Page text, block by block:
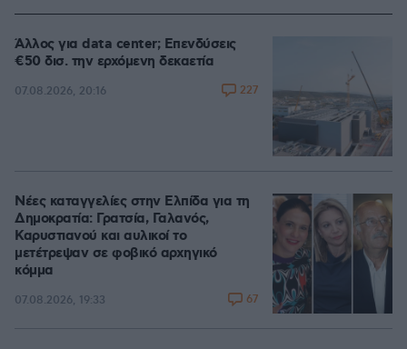
Άλλος για data center; Επενδύσεις
€50 δισ. την ερχόμενη δεκαετία
07.08.2026, 20:16 227
Νέες καταγγελίες στην Ελπίδα για τη
Δημοκρατία: Γρατσία, Γαλανός,
Καρυστιανού και αυλικοί το
μετέτρεψαν σε φοβικό αρχηγικό
κόμμα
07.08.2026, 19:33 67